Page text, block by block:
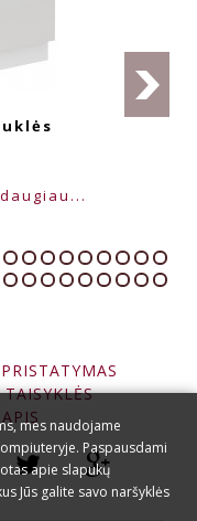
daugiau...
PRISTATYMAS
TAISYKLĖS
mes naudojame
Paspausdami
apie slapukų
Jūs galite savo naršyklės